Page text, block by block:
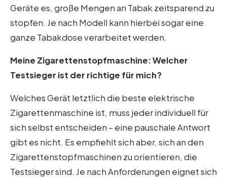
Geräte es, große Mengen an Tabak zeitsparend zu
stopfen. Je nach Modell kann hierbei sogar eine
ganze Tabakdose verarbeitet werden.
Meine Zigarettenstopfmaschine: Welcher
Testsieger ist der richtige für mich?
Welches Gerät letztlich die beste elektrische
Zigarettenmaschine ist, muss jeder individuell für
sich selbst entscheiden – eine pauschale Antwort
gibt es nicht. Es empfiehlt sich aber, sich an den
Zigarettenstopfmaschinen zu orientieren, die
Testsieger sind. Je nach Anforderungen eignet sich